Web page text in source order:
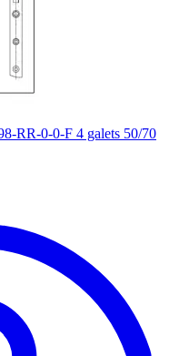
RR-0-0-F 4 galets 50/70